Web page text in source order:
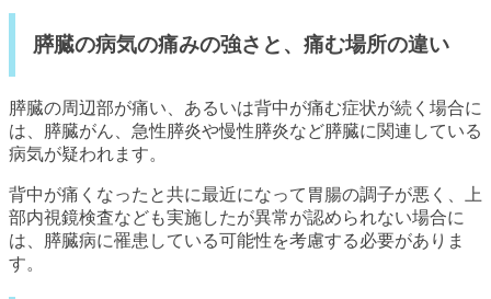
膵臓の病気の痛みの強さと、痛む場所の違い
膵臓の周辺部が痛い、あるいは背中が痛む症状が続く場合に
は、膵臓がん、急性膵炎や慢性膵炎など膵臓に関連している
病気が疑われます。
背中が痛くなったと共に最近になって胃腸の調子が悪く、上
部内視鏡検査なども実施したが異常が認められない場合に
は、膵臓病に罹患している可能性を考慮する必要がありま
す。